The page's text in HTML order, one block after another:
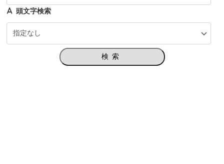
頭文字検索
検索